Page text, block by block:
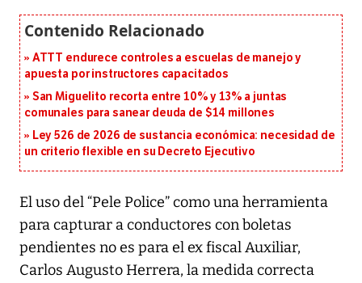
ATTT endurece controles a escuelas de manejo y
apuesta por instructores capacitados
San Miguelito recorta entre 10% y 13% a juntas
comunales para sanear deuda de $14 millones
Ley 526 de 2026 de sustancia económica: necesidad de
un criterio flexible en su Decreto Ejecutivo
El uso del “Pele Police” como una herramienta
para capturar a conductores con boletas
pendientes no es para el ex fiscal Auxiliar,
Carlos Augusto Herrera, la medida correcta